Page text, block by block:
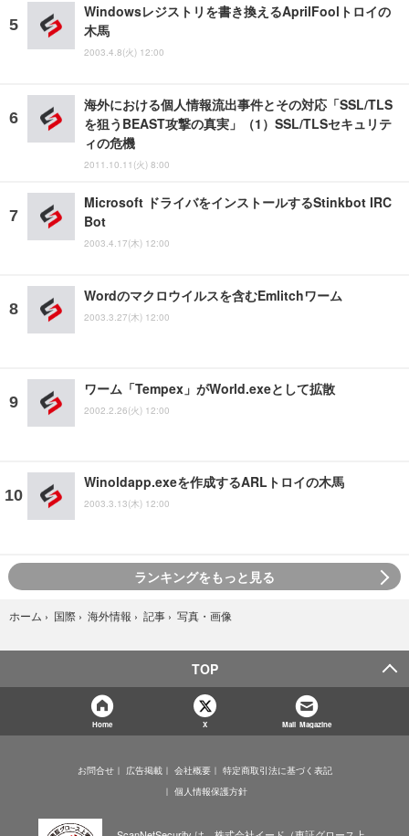
Windowsレジストリを書き換えるAprilFoolトロイの
木馬
2003.4.8(火) 12:00
海外における個人情報流出事件とその対応「SSL/TLS
を狙うBEAST攻撃の真実」（1）SSL/TLSセキュリテ
ィの危機
2011.10.11(火) 8:00
Microsoft ドライバをインストールするStinkbot IRC
Bot
2003.4.17(木) 12:00
Wordのマクロウイルスを含むEmlitchワーム
2003.3.27(木) 12:00
ワーム「Tempex」がWorld.exeとして拡散
2002.2.26(火) 12:00
Winoldapp.exeを作成するARLトロイの木馬
2003.3.13(木) 12:00
ランキングをもっと見る
ホーム › 国際 › 海外情報 › 記事 › 写真・画像
TOP
Home X Mail Magazine
お問合せ 広告掲載 会社概要
特定商取引法に基づく表記
個人情報保護方針